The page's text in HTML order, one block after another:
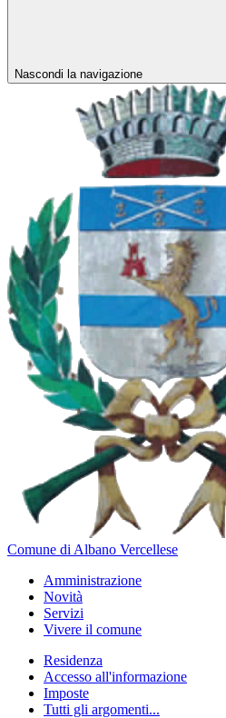
Nascondi la navigazione
Comune di Albano Vercellese
Amministrazione
Novità
Servizi
Vivere il comune
Residenza
Accesso all'informazione
Imposte
Tutti gli argomenti...